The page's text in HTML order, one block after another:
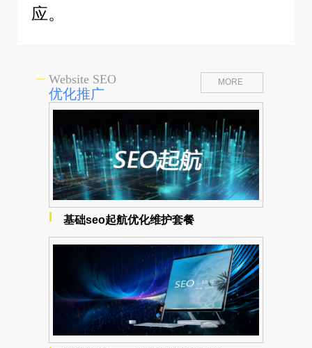
应。
Website SEO
优化推广
MORE
基础seo起航优化维护套餐